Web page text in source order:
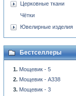
Церковные ткани
Чётки
Ювелирные изделия
Бестселлеры
Мощевик - 5
Мощевик - A338
Мощевик - 3